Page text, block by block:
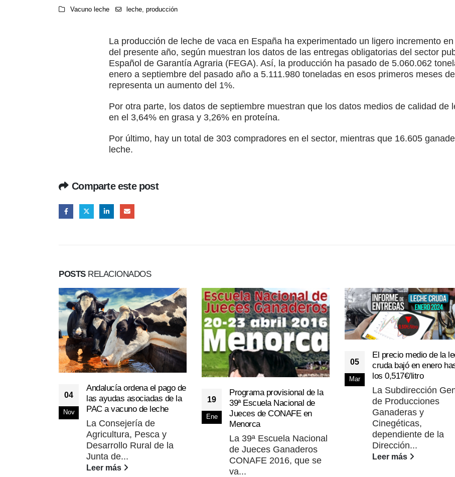
Vacuno leche leche,producción
La producción de leche de vaca en España ha experimentado un ligero incremento
del presente año, según muestran los datos de las entregas obligatorias del sector
Español de Garantía Agraria (FEGA). Así, la producción ha pasado de 5.060.062
enero a septiembre del pasado año a 5.111.980 toneladas en esos primeros meses
representa un aumento del 1%.
Por otra parte, los datos de septiembre muestran que los datos medios de calidad de
en el 3,64% en grasa y 3,26% en proteína.
Por último, hay un total de 303 compradores en el sector, mientras que 16.605
leche.
Comparte este post
POSTSRELACIONADOS
04
Nov
Andalucía ordena el pago de
las ayudas asociadas de la
PAC a vacuno de leche
La Consejería de
Agricultura, Pesca y
Desarrollo Rural de la
Junta de...
Leer más
19
Ene
Programa provisional de la
39ª Escuela Nacional de
Jueces de CONAFE en
Menorca
La 39ª Escuela Nacional
de Jueces Ganaderos
CONAFE 2016, que se
va...
05
Mar
El precio medio de la
cruda bajó en enero
los 0,517€/litro
La Subdirección
de Producciones
Ganaderas y
Cinegéticas,
dependiente de la
Dirección...
Leer más